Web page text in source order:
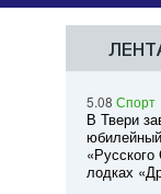
5.08 Спорт
В Твери
«Русского
лодках